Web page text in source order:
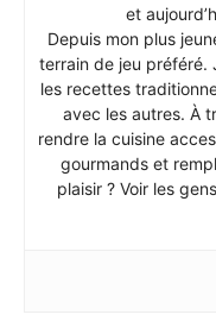
et
Depuis mon plus
terrain de jeu préféré.
les recettes
avec les autres. À
rendre la cuisine
gourmands et
plaisir ? Voir les